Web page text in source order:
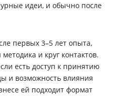
идеи, и обычно после
первых 3–5 лет опыта,
и круг контактов.
есть доступ к принятию
и возможность влияния
ей подходит формат